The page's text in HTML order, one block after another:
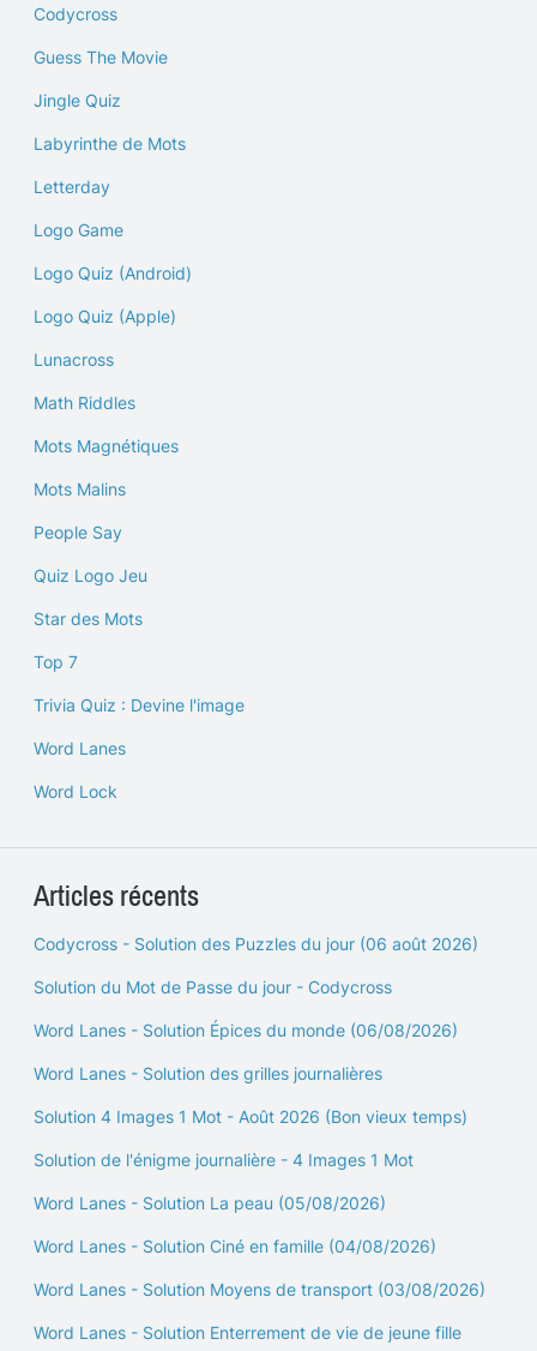
Codycross
Guess The Movie
Jingle Quiz
Labyrinthe de Mots
Letterday
Logo Game
Logo Quiz (Android)
Logo Quiz (Apple)
Lunacross
Math Riddles
Mots Magnétiques
Mots Malins
People Say
Quiz Logo Jeu
Star des Mots
Top 7
Trivia Quiz : Devine l'image
Word Lanes
Word Lock
Articles récents
Codycross - Solution des Puzzles du jour (06 août 2026)
Solution du Mot de Passe du jour - Codycross
Word Lanes - Solution Épices du monde (06/08/2026)
Word Lanes - Solution des grilles journalières
Solution 4 Images 1 Mot - Août 2026 (Bon vieux temps)
Solution de l'énigme journalière - 4 Images 1 Mot
Word Lanes - Solution La peau (05/08/2026)
Word Lanes - Solution Ciné en famille (04/08/2026)
Word Lanes - Solution Moyens de transport (03/08/2026)
Word Lanes - Solution Enterrement de vie de jeune fille